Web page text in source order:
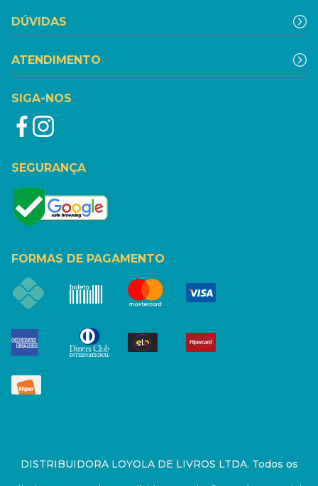
DÚVIDAS
ATENDIMENTO
SIGA-NOS
SEGURANÇA
FORMAS DE PAGAMENTO
DISTRIBUIDORA LOYOLA DE LIVROS LTDA. Todos os